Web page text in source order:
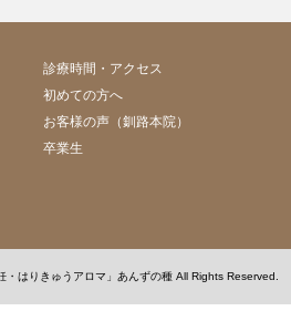
診療時間・アクセス
初めての方へ
お客様の声（釧路本院）
卒業生
・はりきゅうアロマ」あんずの種 All Rights Reserved.